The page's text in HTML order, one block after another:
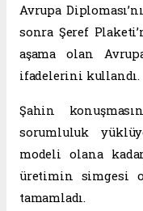
Avrupa
sonra Şeref
aşama olan
ifadelerini kullandı.
Şahin
sorumluluk
modeli olana
üretimin simgesi
tamamladı.